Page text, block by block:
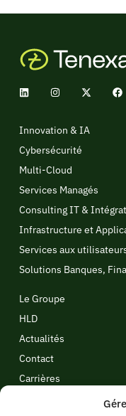
Innovation & IA
Cybersécurité
Multi-Cloud
Services Managés
Consulting IT &
Infrastructure et
Services aux
Solutions Banques,
Le Groupe
HLD
Actualités
Contact
Carrières
Politique de cookies